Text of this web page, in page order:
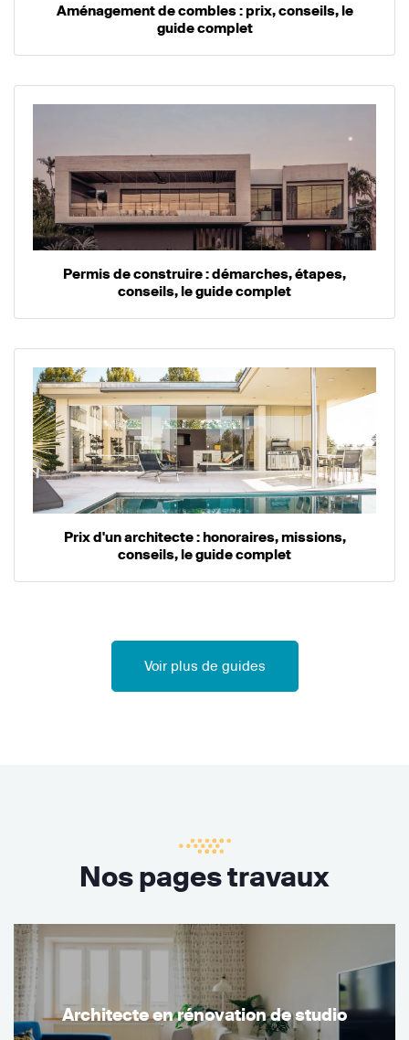
Aménagement de combles : prix, conseils, le
guide complet
Permis de construire : démarches, étapes,
conseils, le guide complet
Prix d'un architecte : honoraires, missions,
conseils, le guide complet
Voir plus de guides
Nos pages travaux
Architecte en rénovation de studio